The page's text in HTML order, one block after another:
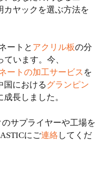
カヤックを選ぶ方法を
ートと アクリル板の分
います。今、
ートの加工サービス を
国における グランピン
長しました。
サプライヤーや工場を
にご連絡 してくだ